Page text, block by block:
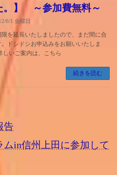
。】 ～参加費無料～
6/1 金曜日
限を延長いたしましたので、まだ間に合
。ドシドシお申込みをお願いいたしま
しいご案内は、こちら
続きを読む
告
ムin信州上田に参加して